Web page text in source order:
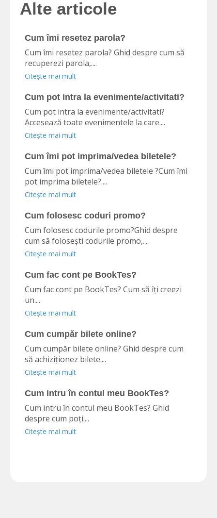
Alte articole
Cum îmi resetez parola?
Cum îmi resetez parola? Ghid despre cum să
recuperezi parola,....
Citește mai mult
Cum pot intra la evenimente/activitati?
Cum pot intra la evenimente/activitati?
Accesează toate evenimentele la care....
Citește mai mult
Cum îmi pot imprima/vedea biletele?
Cum îmi pot imprima/vedea biletele ?Cum îmi
pot imprima biletele?....
Citește mai mult
Cum folosesc coduri promo?
Cum folosesc codurile promo?Ghid despre
cum să folosești codurile promo,....
Citește mai mult
Cum fac cont pe BookTes?
Cum fac cont pe BookTes? Cum să îți creezi
un....
Citește mai mult
Cum cumpăr bilete online?
Cum cumpăr bilete online? Ghid despre cum
să achiziționez bilete....
Citește mai mult
Cum intru în contul meu BookTes?
Cum intru în contul meu BookTes? Ghid
despre cum poți....
Citește mai mult